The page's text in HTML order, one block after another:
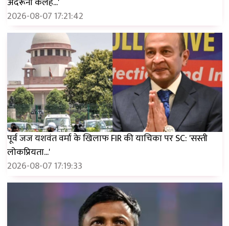
2026-08-07 17:21:42
पूर्व जज यशवंत वर्मा के खिलाफ FIR की याचिका पर SC: 'सस्ती
लोकप्रियता...'
2026-08-07 17:19:33